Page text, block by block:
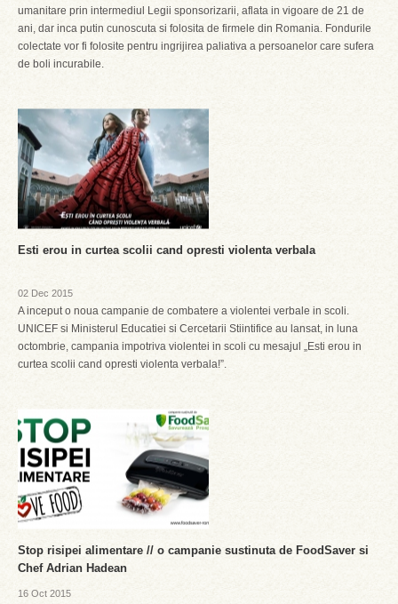
umanitare prin intermediul Legii sponsorizarii, aflata in vigoare de 21 de
ani, dar inca putin cunoscuta si folosita de firmele din Romania. Fondurile
colectate vor fi folosite pentru ingrijirea paliativa a persoanelor care sufera
de boli incurabile.
Esti erou in curtea scolii cand opresti violenta verbala
02 Dec 2015
A inceput o noua campanie de combatere a violentei verbale in scoli.
UNICEF si Ministerul Educatiei si Cercetarii Stiintifice au lansat, in luna
octombrie, campania impotriva violentei in scoli cu mesajul „Esti erou in
curtea scolii cand opresti violenta verbala!”.
Stop risipei alimentare // o campanie sustinuta de FoodSaver si
Chef Adrian Hadean
16 Oct 2015